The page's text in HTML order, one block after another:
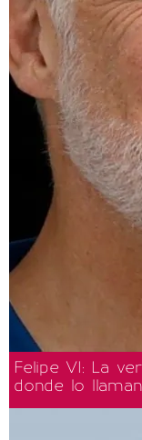
Felipe VI: La
donde lo